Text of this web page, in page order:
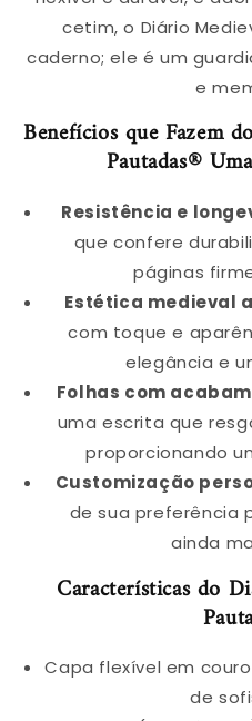
cetim, o Diário
caderno; ele é um
e
Benefícios que Fazem
Pautadas®
Resistência e
que confere
páginas
Estética medieval
com toque e
elegância e
Folhas com
uma escrita que
proporcionando
Customização
de sua preferência
ainda
Características do
Capa flexível em
de